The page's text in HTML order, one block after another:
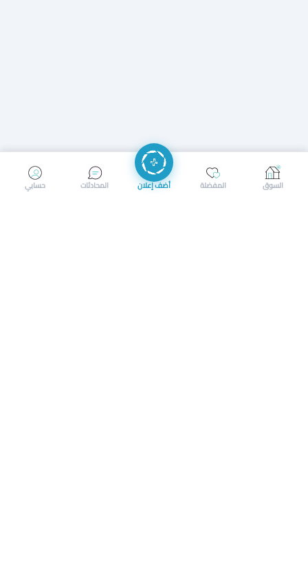
إرسال رسالة إجراء مكالمة
حسابي المحادثات أضف إعلان المفضلة السوق